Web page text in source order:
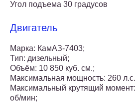
Угол подъема 30 градусов
Двигатель
Марка: КамАЗ-7403;
Тип: дизельный;
Объём: 10 850 куб. см.;
Максимальная мощность: 260
Максимальный крутящий
об/мин;